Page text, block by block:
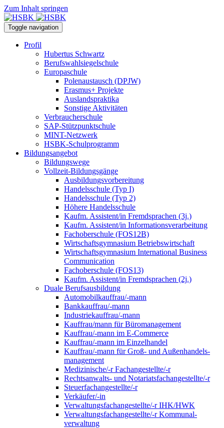
Zum Inhalt springen
Toggle navigation
Profil
Hubertus Schwartz
Berufswahlsiegelschule
Europaschule
Polenaustausch (DPJW)
Erasmus+ Projekte
Auslandspraktika
Sonstige Aktivitäten
Verbraucherschule
SAP-Stützpunktschule
MINT-Netzwerk
HSBK-Schulprogramm
Bildungsangebot
Bildungswege
Vollzeit-Bildungsgänge
Ausbildungsvorbereitung
Handelsschule (Typ I)
Handelsschule (Typ 2)
Höhere Handelsschule
Kaufm. Assistent/in­ Fremdsprachen (3j.)
Kaufm. Assistent/in Informationsverarbeitung
Fachoberschule (FOS12B)
Wirtschaftsgymnasium Betriebswirtschaft
Wirtschaftsgymnasium International Business
Communication
Fachoberschule (FOS13)
Kaufm. Assistent/in Fremdsprachen (2j.)
Duale Berufsausbildung
Automobilkauffrau/-mann
Bankkauffrau/-mann
Industriekauffrau/-mann
Kauffrau/mann für Büromanagement
Kauffrau/-mann im E-Commerce
Kauffrau/-mann im Einzelhandel
Kauffrau/-mann für Groß- und Außen­handels­
manage­ment
Medizinische/-r Fachangestellte/-r
Rechtsanwalts- und Notariatsfachangestellte/-r
Steuerfachangestellte/-r
Verkäufer/-in
Verwaltungs­fach­angestellte/-r IHK/HWK
Verwaltungsfach­angestellte/-r Kommunal­
verwaltung